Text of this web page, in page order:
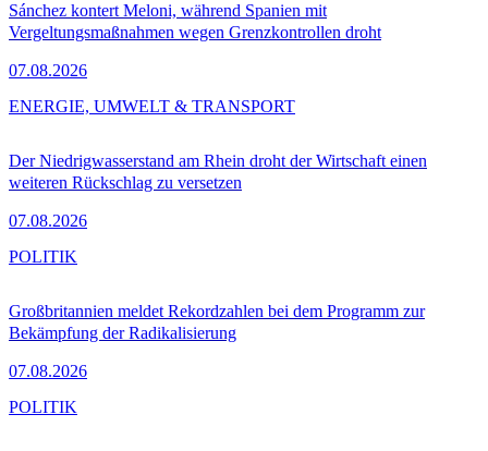
Sánchez kontert Meloni, während Spanien mit
Vergeltungsmaßnahmen wegen Grenzkontrollen droht
07.08.2026
Der Niedrigwasserstand am Rhein droht der Wirtschaft einen
weiteren Rückschlag zu versetzen
07.08.2026
ENERGIE, UMWELT & TRANSPORT
Großbritannien meldet Rekordzahlen bei dem Programm zur
Bekämpfung der Radikalisierung
07.08.2026
POLITIK
POLITIK